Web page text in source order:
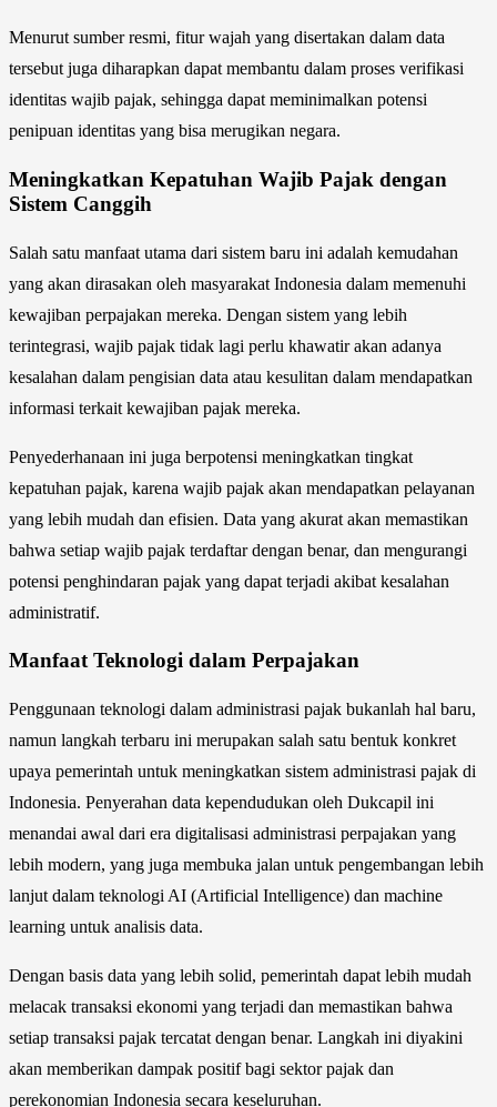
Menurut sumber resmi, fitur wajah yang disertakan dalam data
tersebut juga diharapkan dapat membantu dalam proses verifikasi
identitas wajib pajak, sehingga dapat meminimalkan potensi
penipuan identitas yang bisa merugikan negara.
Meningkatkan Kepatuhan Wajib Pajak dengan
Sistem Canggih
Salah satu manfaat utama dari sistem baru ini adalah kemudahan
yang akan dirasakan oleh masyarakat Indonesia dalam memenuhi
kewajiban perpajakan mereka. Dengan sistem yang lebih
terintegrasi, wajib pajak tidak lagi perlu khawatir akan adanya
kesalahan dalam pengisian data atau kesulitan dalam mendapatkan
informasi terkait kewajiban pajak mereka.
Penyederhanaan ini juga berpotensi meningkatkan tingkat
kepatuhan pajak, karena wajib pajak akan mendapatkan pelayanan
yang lebih mudah dan efisien. Data yang akurat akan memastikan
bahwa setiap wajib pajak terdaftar dengan benar, dan mengurangi
potensi penghindaran pajak yang dapat terjadi akibat kesalahan
administratif.
Manfaat Teknologi dalam Perpajakan
Penggunaan teknologi dalam administrasi pajak bukanlah hal baru,
namun langkah terbaru ini merupakan salah satu bentuk konkret
upaya pemerintah untuk meningkatkan sistem administrasi pajak di
Indonesia. Penyerahan data kependudukan oleh Dukcapil ini
menandai awal dari era digitalisasi administrasi perpajakan yang
lebih modern, yang juga membuka jalan untuk pengembangan lebih
lanjut dalam teknologi AI (Artificial Intelligence) dan machine
learning untuk analisis data.
Dengan basis data yang lebih solid, pemerintah dapat lebih mudah
melacak transaksi ekonomi yang terjadi dan memastikan bahwa
setiap transaksi pajak tercatat dengan benar. Langkah ini diyakini
akan memberikan dampak positif bagi sektor pajak dan
perekonomian Indonesia secara keseluruhan.